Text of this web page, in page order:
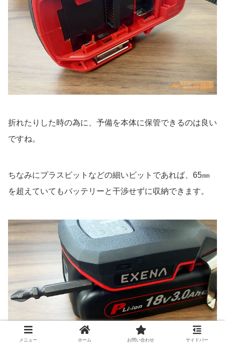
折れたりした時の為に、予備を本体に保管できるのは良い
ですね。
ちなみにプラスビットなどの細いビットであれば、65㎜
を超えていてもバッテリーと干渉せずに収納できます。
メニュー ホーム お問い合わせ サイドバー